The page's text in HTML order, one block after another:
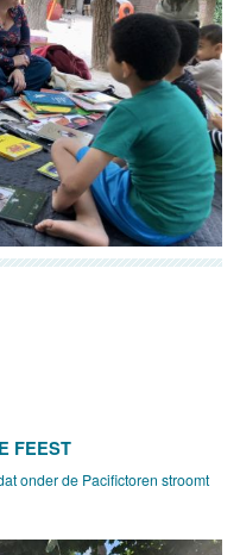
FEEST
onder de Pacifictoren stroomt